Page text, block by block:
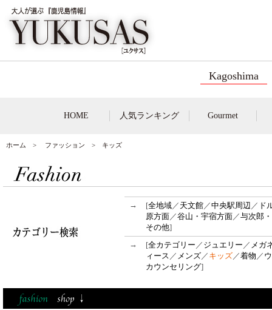
Kagoshima
HOME 人気ランキング Gourmet
ホーム > ファッション > キッズ
→ [全地域／ 天文館／中央駅周辺 ／ ド
原方面／谷山・宇宿方面／与次郎
その他]
→
[全カテゴリー ／ ジュエリー ／ メガ
ィース ／ メンズ／ キッズ／着物 ／
カウンセリング]